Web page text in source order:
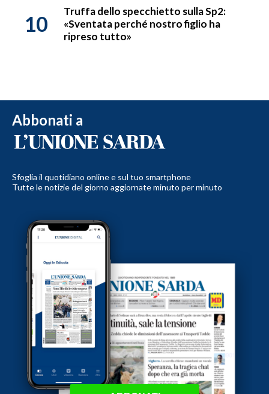
10
Truffa dello specchietto sulla Sp2:
«Sventata perché nostro figlio ha
ripreso tutto»
Abbonati a
Sfoglia il quotidiano online e sul tuo smartphone
Tutte le notizie del giorno aggiornate minuto per minuto